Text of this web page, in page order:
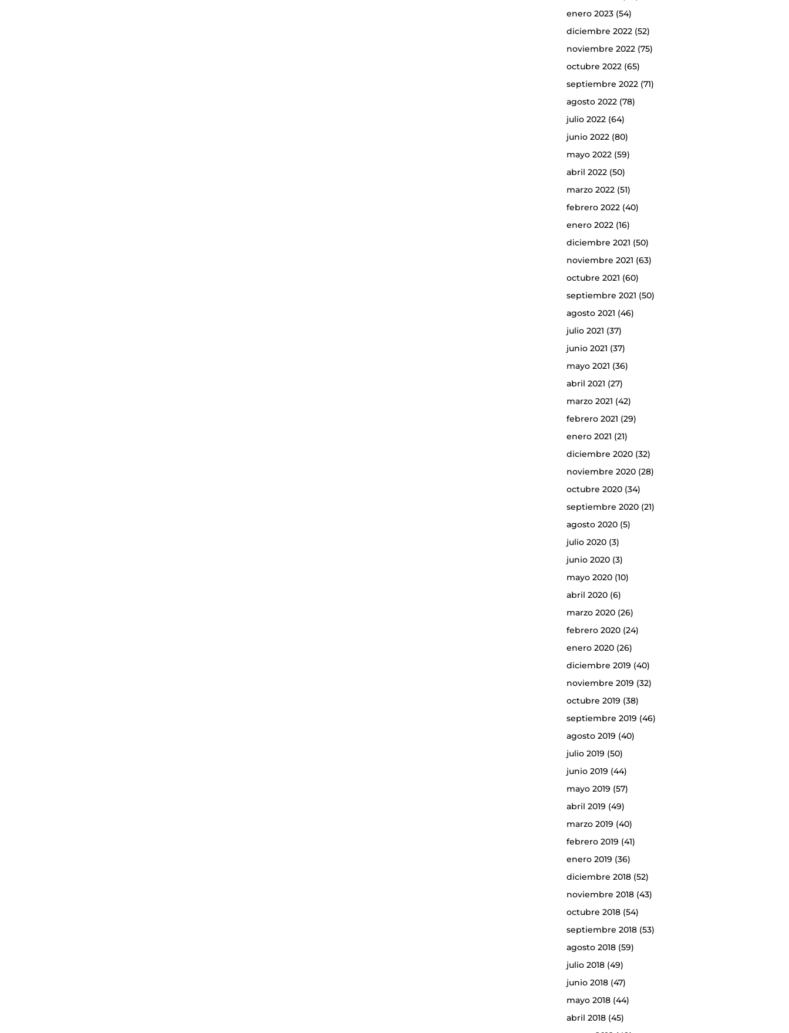
enero 2023(54)
diciembre 2022(52)
noviembre 2022(75)
octubre 2022(65)
septiembre 2022(71)
agosto 2022(78)
julio 2022(64)
junio 2022(80)
mayo 2022(59)
abril 2022(50)
marzo 2022(51)
febrero 2022(40)
enero 2022(16)
diciembre 2021 (50)
noviembre 2021 (63)
octubre 2021 (60)
septiembre 2021 (50)
agosto 2021 (46)
julio 2021 (37)
junio 2021 (37)
mayo 2021 (36)
abril 2021 (27)
marzo 2021 (42)
febrero 2021 (29)
enero 2021 (21)
diciembre 2020(32)
noviembre 2020(28)
octubre 2020(34)
septiembre 2020(21)
agosto 2020(5)
julio 2020(3)
junio 2020(3)
mayo 2020(10)
abril 2020(6)
marzo 2020(26)
febrero 2020(24)
enero 2020(26)
diciembre 2019 (40)
noviembre 2019 (32)
octubre 2019 (38)
septiembre 2019 (46)
agosto 2019 (40)
julio 2019 (50)
junio 2019 (44)
mayo 2019 (57)
abril 2019 (49)
marzo 2019 (40)
febrero 2019 (41)
enero 2019 (36)
diciembre 2018(52)
noviembre 2018(43)
octubre 2018(54)
septiembre 2018(53)
agosto 2018(59)
julio 2018(49)
junio 2018(47)
mayo 2018(44)
abril 2018(45)